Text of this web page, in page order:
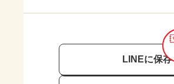
LINEに保存